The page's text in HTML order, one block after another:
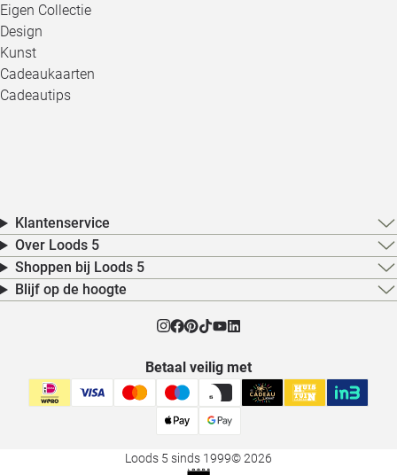
Eigen Collectie
Design
Kunst
Cadeaukaarten
Cadeautips
Klantenservice
Over Loods 5
Shoppen bij Loods 5
Blijf op de hoogte
Betaal veilig met
Loods 5 sinds 1999© 2026